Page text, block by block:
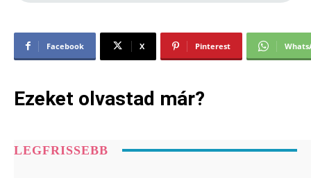
Facebook X Pinterest
Ezeket olvastad már?
LEGFRISSEBB